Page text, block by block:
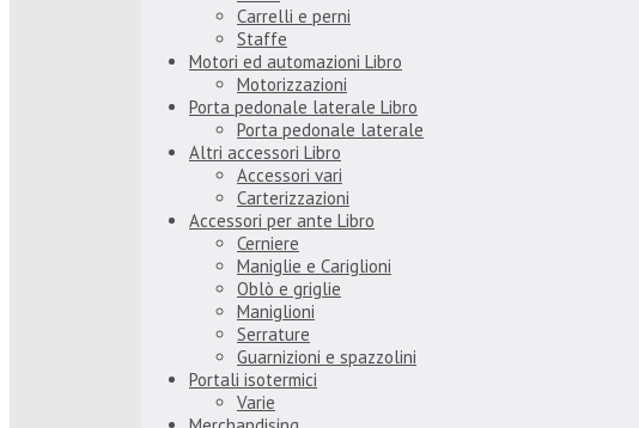
Carrelli e perni
Staffe
Motori ed automazioni Libro
Motorizzazioni
Porta pedonale laterale Libro
Porta pedonale laterale
Altri accessori Libro
Accessori vari
Carterizzazioni
Accessori per ante Libro
Cerniere
Maniglie e Cariglioni
Oblò e griglie
Maniglioni
Serrature
Guarnizioni e spazzolini
Portali isotermici
Varie